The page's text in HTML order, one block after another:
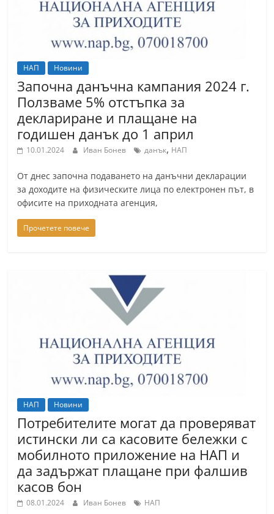
НАП Новини
Започна данъчна кампания 2024 г.
Ползваме 5% отстъпка за
деклариране и плащане на
годишен данък до 1 април
10.01.2024 Иван Бонев данък, НАП
От днес започна подаването на данъчни декларации
за доходите на физическите лица по електронен път, в
офисите на приходната агенция,
Прочетете повече
НАП Новини
Потребителите могат да проверяват
истински ли са касовите бележки с
мобилното приложение на НАП и
да задържат плащане при фалшив
касов бон
08.01.2024 Иван Бонев НАП